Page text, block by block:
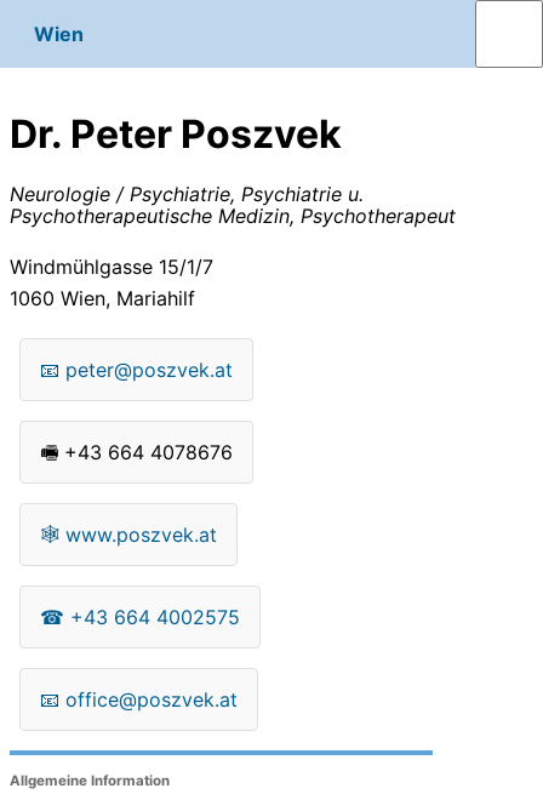
Wien
Dr. Peter Poszvek
Neurologie / Psychiatrie, Psychiatrie u.
Psychotherapeutische Medizin, Psychotherapeut
Windmühlgasse 15/1/7
1060 Wien, Mariahilf
📧 peter@poszvek.at
🖷 +43 664 4078676
🕸 www.poszvek.at
☎ +43 664 4002575
📧 office@poszvek.at
Allgemeine Information